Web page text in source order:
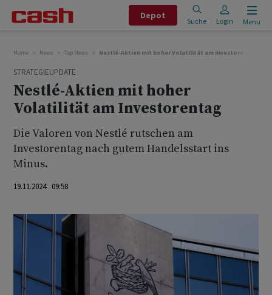
Depot
Suche Login Menu
Home News Top News Nestlé-Aktien mit hoher Volatilität am Investorentag
STRATEGIEUPDATE
Nestlé-Aktien mit hoher
Volatilität am Investorentag
Die Valoren von Nestlé rutschen am
Investorentag nach gutem Handelsstart ins
Minus.
19.11.2024 09:58